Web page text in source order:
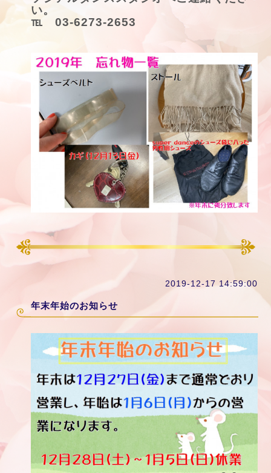
い。
℡ 03-6273-2653
2019-12-17 14:59:00
年末年始のお知らせ